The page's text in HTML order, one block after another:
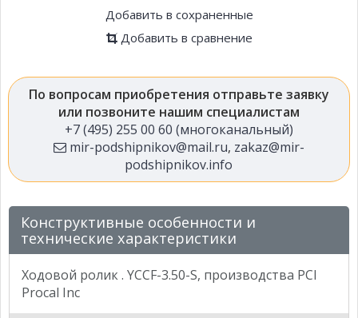
Добавить в сохраненные
Добавить в сравнение
По вопросам приобретения отправьте заявку
или позвоните нашим специалистам
+7 (495) 255 00 60 (многоканальный)
mir-podshipnikov@mail.ru, zakaz@mir-
podshipnikov.info
Конструктивные особенности и
технические характеристики
Ходовой ролик . YCCF-3.50-S, производства PCI
Procal Inc